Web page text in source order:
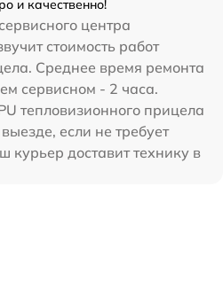
и качественно!
центра
стоимость работ
Среднее время ремонта
сервисном - 2 часа.
тепловизионного прицела
если не требует
курьер доставит технику в